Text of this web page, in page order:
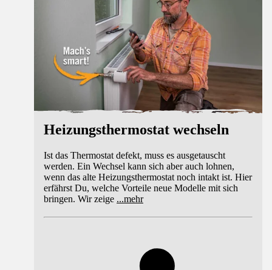
Heizungsthermostat wechseln
Ist das Thermostat defekt, muss es ausgetauscht
werden. Ein Wechsel kann sich aber auch lohnen,
wenn das alte Heizungsthermostat noch intakt ist. Hier
erfährst Du, welche Vorteile neue Modelle mit sich
bringen. Wir zeige ...mehr